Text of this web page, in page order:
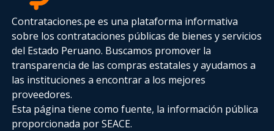
Contrataciones.pe es una plataforma informativa
sobre los contrataciones públicas de bienes y servicios
del Estado Peruano. Buscamos promover la
transparencia de las compras estatalesy ayudamos a
las instituciones a encontrar a los mejores
proveedores.
Esta página tiene como fuente, la información pública
proporcionada por SEACE.